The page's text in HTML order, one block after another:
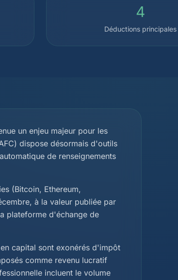
4
Déductions principales
un enjeu majeur pour les
dispose désormais d'outils
de renseignements
(Bitcoin, Ethereum,
à la valeur publiée par
plateforme d'échange de
capital sont exonérés d'impôt
comme revenu lucratif
incluent le volume